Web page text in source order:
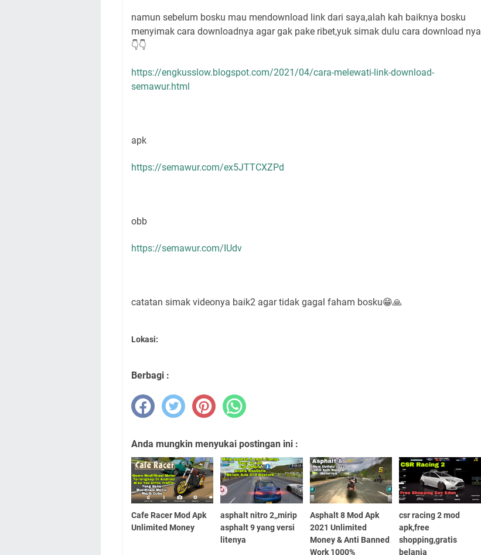
namun sebelum bosku mau mendownload link dari saya,alah kah baiknya bosku
menyimak cara downloadnya agar gak pake ribet,yuk simak dulu cara download nya
👇👇
https://engkusslow.blogspot.com/2021/04/cara-melewati-link-download-
semawur.html
apk
https://semawur.com/ex5JTTCXZPd
obb
https://semawur.com/IUdv
catatan simak videonya baik2 agar tidak gagal faham bosku😁🙏
Lokasi:
Berbagi :
Anda mungkin menyukai postingan ini :
Cafe Racer Mod Apk
Unlimited Money
asphalt nitro 2,,mirip
asphalt 9 yang versi
litenya
Asphalt 8 Mod Apk
2021 Unlimited
Money & Anti Banned
Work 1000%
csr racing 2 mod
apk,free
shopping,gratis
belanja